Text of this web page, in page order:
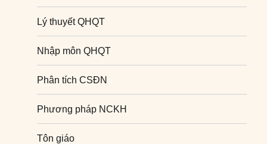
Lý thuyết QHQT
Nhập môn QHQT
Phân tích CSĐN
Phương pháp NCKH
Tôn giáo